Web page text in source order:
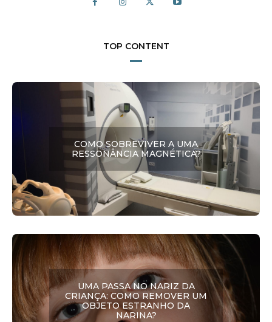
TOP CONTENT
COMO SOBREVIVER A UMA
RESSONÂNCIA MAGNÉTICA?
UMA PASSA NO NARIZ DA
CRIANÇA: COMO REMOVER UM
OBJETO ESTRANHO DA
NARINA?